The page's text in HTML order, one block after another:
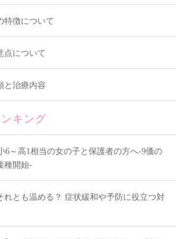
特徴について
点について
と治療内容
キング
6～高1相当の女の子と保護者の方へ-9価の
種開始-
れとも温める？ 症状緩和や予防に役立つ対